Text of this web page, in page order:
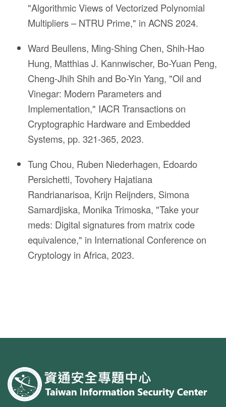
"Algorithmic Views of Vectorized Polynomial
Multipliers – NTRU Prime," in ACNS 2024.
Ward Beullens, Ming-Shing Chen, Shih-Hao
Hung, Matthias J. Kannwischer, Bo-Yuan Peng,
Cheng-Jhih Shih and Bo-Yin Yang, "Oil and
Vinegar: Modern Parameters and
Implementation," IACR Transactions on
Cryptographic Hardware and Embedded
Systems, pp. 321-365, 2023.
Tung Chou, Ruben Niederhagen, Edoardo
Persichetti, Tovohery Hajatiana
Randrianarisoa, Krijn Reijnders, Simona
Samardjiska, Monika Trimoska, "Take your
meds: Digital signatures from matrix code
equivalence," in International Conference on
Cryptology in Africa, 2023.